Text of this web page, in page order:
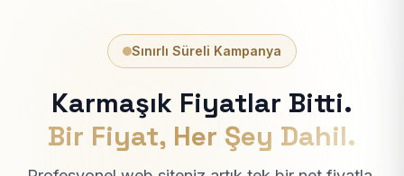
Sınırlı Süreli Kampanya
Karmaşık Fiyatlar Bitti.
Bir Fiyat, Her Şey Dahil.